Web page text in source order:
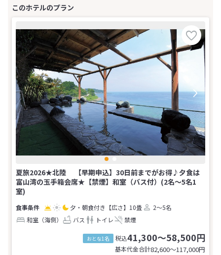
夏旅2026★北陸 【早期申込】30日前までがお得♪夕食は
富山湾の玉手箱会席★【禁煙】和室（バス付）(2名～5名1
室)
夕・朝食付き 【広さ】10畳
2～5名
和室（海側）
バス トイレ 禁煙
おとな1名 税込41,300～58,500円
基本代金合計82,600〜117,000円